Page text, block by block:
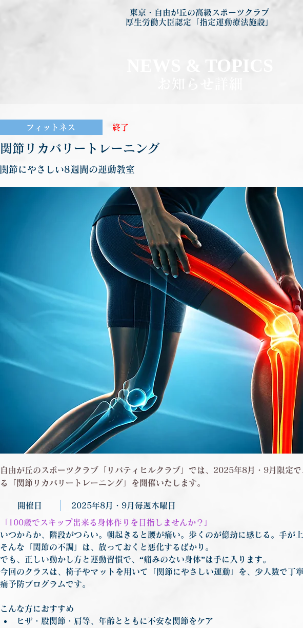
東京・自由が丘の高級スポーツクラブ
厚生労働大臣認定「指定運動療法施設」
NEWS & TOPICS
お知らせ詳細
フィットネス 終了
関節リカバリートレーニング
関節にやさしい8週間の運動教室
自由が丘のスポーツクラブ「リバティヒルクラブ」では、2025年8月・9月限定
る「関節リカバリートレーニング」を開催いたします。
開催日 2025年8月・9月毎週木曜日
「100歳でスキップ出来る身体作りを目指しませんか？」
いつからか、階段がつらい。朝起きると腰が痛い。歩くのが億劫に感じる。手が
そんな「関節の不調」は、放っておくと悪化するばかり。
でも、正しい動かし方と運動習慣で、“痛みのない身体”は手に入ります。
今回のクラスは、椅子やマットを用いて「関節にやさしい運動」を、少人数で丁
痛予防プログラムです。
こんな方におすすめ
ヒザ・股関節・肩等、年齢とともに不安な関節をケア